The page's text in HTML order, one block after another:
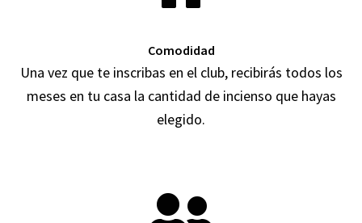
Comodidad
Una vez que te inscribas en el club, recibirás todos los
meses en tu casa la cantidad de incienso que hayas
elegido.